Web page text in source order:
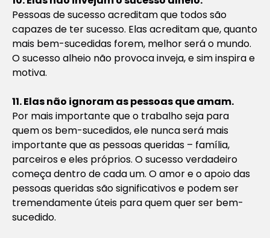
Pessoas de sucesso acreditam que todos são
capazes de ter sucesso. Elas acreditam que, quanto
mais bem-sucedidas forem, melhor será o mundo.
O sucesso alheio não provoca inveja, e sim inspira e
motiva.
11. Elas não ignoram as pessoas que amam.
Por mais importante que o trabalho seja para
quem os bem-sucedidos, ele nunca será mais
importante que as pessoas queridas – família,
parceiros e eles próprios. O sucesso verdadeiro
começa dentro de cada um. O amor e o apoio das
pessoas queridas são significativos e podem ser
tremendamente úteis para quem quer ser bem-
sucedido.